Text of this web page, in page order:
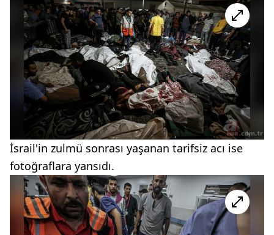
İsrail'in zulmü sonrası yaşanan tarifsiz acı ise
fotoğraflara yansıdı.